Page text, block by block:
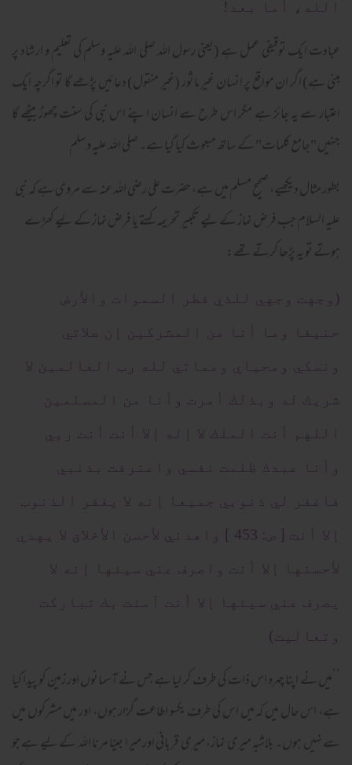
الله، أما بعد!
عبادت ایک توقیفی عمل ہے (یعنی رسول اللہ صلی اللہ علیہ وسلم کی تعلیم و ارشاد پر
مبنی ہے) اگر ان مواقع پر انسان غیر ماثور (غیر منقول) دعائیں پڑھے گا تو اگرچہ ایک
اعتبار سے یہ جائز ہے مگر اس طرح سے انسان اپنے اس نبی کی سنت چھوڑ بیٹھے گا
جنہیں "جامع کلمات" کے ساتھ مبعوث کیا گیا ہے۔ صلی اللہ علیہ وسلم
بطور مثال دیکھیے، صحیح مسلم میں ہے، حضرت علی رضی اللہ عنہ سے مروی ہے کہ نبی
علیہ السلام جب فرض نماز کے لیے تکبیر تحریمہ کہتے یا فرض نماز کے لیے کھڑے
ہوتے تو یہ پڑھا کرتے تھے:
(وجهت وجهي للذي فطر السموات والأرض
حنيفا وما أنا من المشركين إن صلاتي
ونسكي ومحياي ومماتي لله رب العالمين لا
شريك له وبذلك أمرت وأنا من المسلمين
اللهم أنت الملك لا إله إلا أنت أنت ربي
وأنا عبدك ظلمت نفسي واعترفت بذنبي
فاغفر لي ذنوبي جميعا إنه لا يغفر الذنوب
إلا أنت [ ص: 453 ] واهدني لأحسن الأخلاق لا يهدي
لأحسنها إلا أنت واصرف عني سيئها إنه لا
يصرف عني سيئها إلا أنت آمنت بك تباركت
وتعاليت)
’’میں نے اپنا چہرہ اس ذات کی طرف کر لیا ہے جس نے آسمانوں اور زمین کو پیدا کیا
ہے، اس حال میں کہ میں اس کی طرف یکسو اطاعت گزار ہوں، اور میں مشرکوں میں
سے نہیں ہوں۔ بلاشبہ میری نماز، میری قربانی اور میرا جینا مرنا اللہ کے لیے ہے جو